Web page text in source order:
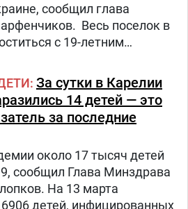
сообщил глава
Весь поселок в
с 19-летним
погибшим во время
(ФОТО) Артур
о втором жителе
в ходе спецоперации
ДонбассеНикита Ерошкин из
района был
инженерно-саперного
Карелии. Стало известно,
21-летний Никита Ерошкин
За сутки в Карелии
14 детей — это
за последние
около 17 тысяч детей
сообщил Глава Минздрава
На 13 марта
детей, инфицированных